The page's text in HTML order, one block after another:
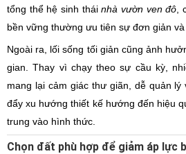
tổng thể hệ sinh tháinhà vườn ven đô
bền vững thường ưu tiên sự đơn giản và
Ngoài ra, lối sống tối giản cũng ảnh
gian. Thay vì chạy theo sự cầu kỳ,
mang lại cảm giác thư giãn, dễ quản
đẩy xu hướng thiết kế hướng đến hiệu
trung vào hình thức.
Chọn đất phù hợp để giảm áp lực